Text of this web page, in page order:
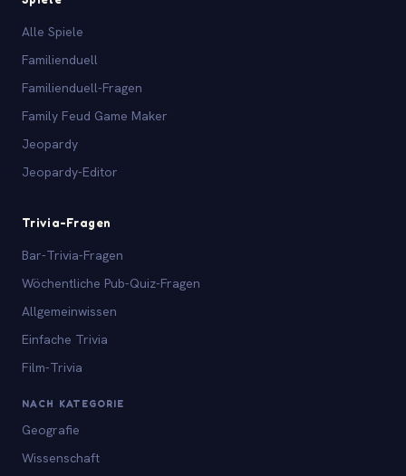
Alle Spiele
Familienduell
Familienduell-Fragen
Family Feud Game Maker
Jeopardy
Jeopardy-Editor
Trivia-Fragen
Bar-Trivia-Fragen
Wöchentliche Pub-Quiz-Fragen
Allgemeinwissen
Einfache Trivia
Film-Trivia
NACH KATEGORIE
Geografie
Wissenschaft